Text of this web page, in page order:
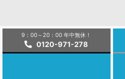
9：00～20：00 年中無休！
0120-971-278